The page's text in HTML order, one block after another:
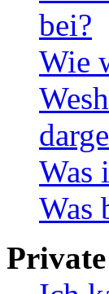
bei?
Wie
Was
Was